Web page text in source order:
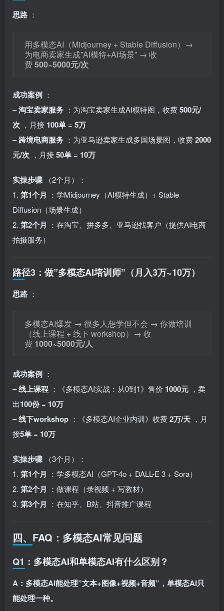
思路 ：
用多模态AI（Midjourney + Stable Diffusion）→
为电商卖家生成”AI模特+AI场景” → 收
费500~5000元/次
成功案例 ：
–淘宝卖家服务 ：为淘宝卖家生成AI模特图，收费500元/
次 ，月接 100单 = 5万
–跨境电商服务 ：为亚马逊卖家生成多国场景图，收费2000
元/次 ，月接50单 = 10万
实操步骤
（2个月）：
1. 第1个月 ：学Midjourney（AI模特生成）+ Stable
Diffusion（场景生成）
2. 第2个月 ：在淘宝、拼多多、亚马逊找客户（提供AI电商
拍摄服务）
路径3：做”多模态AI培训师”（月入3万~10万）
思路 ：
多模态AI爆发 → 很多人想学但不会 → 你做培训
（线上课程 + 线下 workshop）→ 收
费 1000~5000元/人
成功案例 ：
–线上课程 ：《多模态AI实战：从0到1》售价 1000元 ，卖
出100份= 10万
–线下workshop ：《多模态AI企业内训》收费2万/天 ，月
接5单 = 10万
实操步骤
（3个月）：
1. 第1个月 ：学多模态AI（GPT-4o + DALL-E 3 + Sora）
2. 第2个月 ：做课程（录视频 + 写教材）
3. 第3个月 ：在知乎、B站、抖音推广课程
四、FAQ：多模态AI常见问题
Q1：多模态AI和单模态AI有什么区别？
A：多模态AI能处理”文本+图像+视频+音频”，单模态AI只
能处理一种。